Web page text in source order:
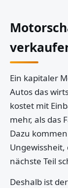
Ein kapitaler
Autos das
kostet mit
mehr, als das
Dazu
nächste Teil
Deshalb ist